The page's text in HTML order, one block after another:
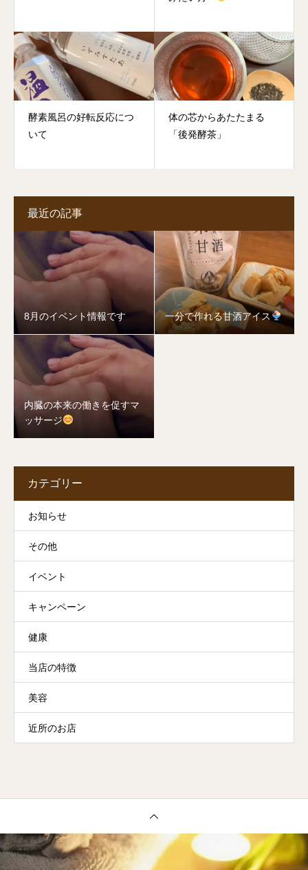
酵素風呂の好転反応につ
いて
体の芯からあたたまる
「後発酵茶」
最近の記事
8月のイベント情報です 一分で作れる甘酒アイス
内臓の本来の働きを促すマ
ッサージ
カテゴリー
お知らせ
その他
イベント
キャンペーン
健康
当店の特徴
美容
近所のお店